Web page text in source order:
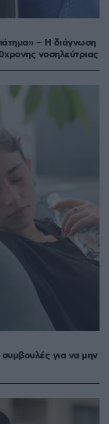
– Η διάγνωση
νοσηλεύτριας
για να μην